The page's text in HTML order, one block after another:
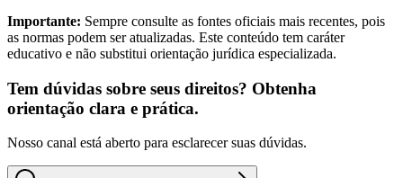
Importante: Sempre consulte as fontes oficiais mais recentes, pois
as normas podem ser atualizadas. Este conteúdo tem caráter
educativo e não substitui orientação jurídica especializada.
Tem dúvidas sobre seus direitos? Obtenha
orientação clara e prática.
Nosso canal está aberto para esclarecer suas dúvidas.